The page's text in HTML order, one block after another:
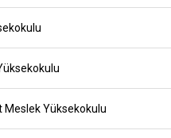
Meslek Yüksekokulu